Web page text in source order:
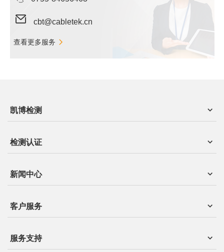
cbt@cabletek.cn
查看更多服务
凯博检测
检测认证
新闻中心
客户服务
服务支持